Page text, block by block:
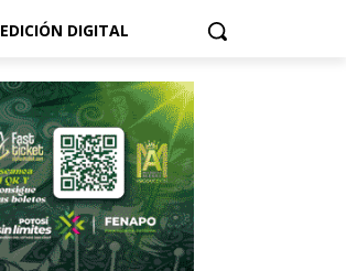
EDICIÓN DIGITAL